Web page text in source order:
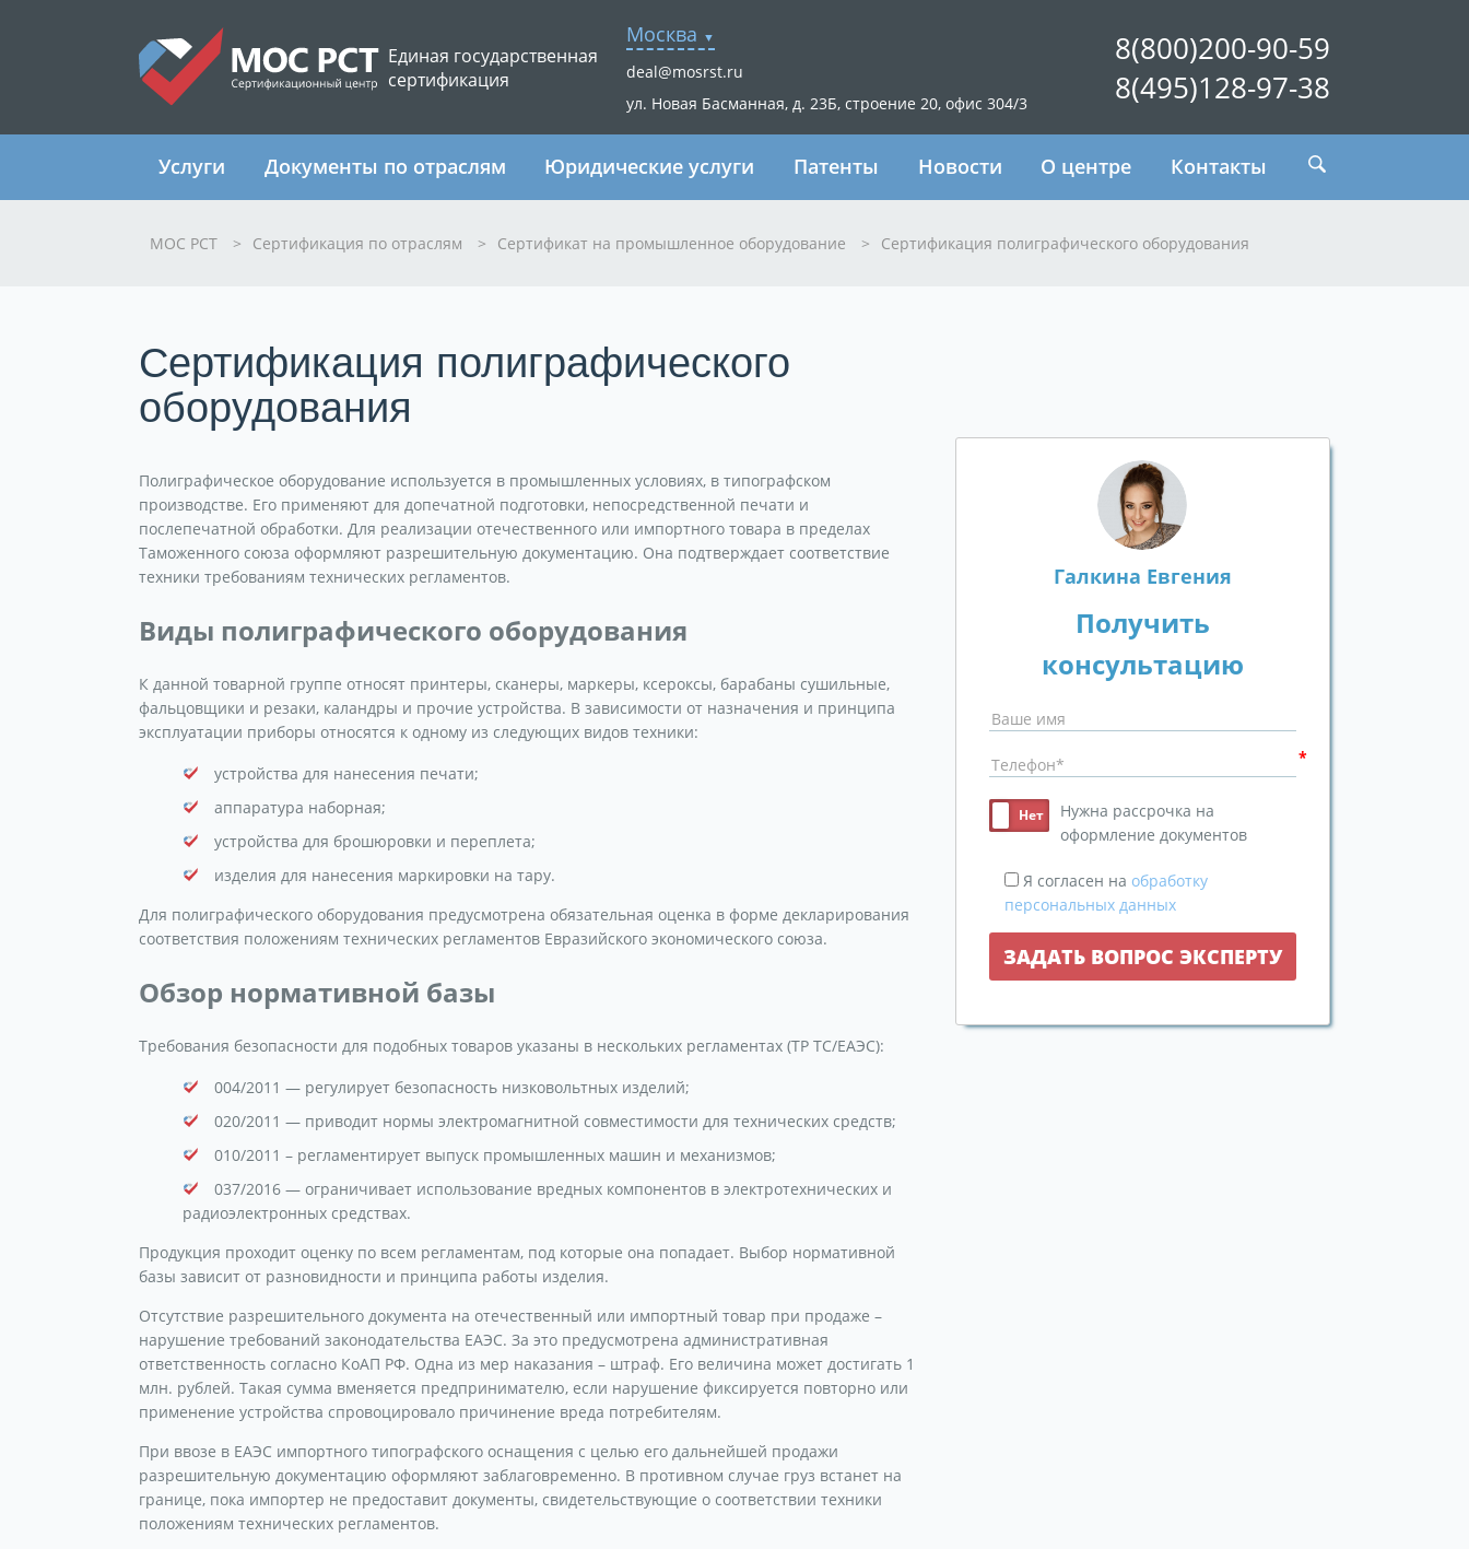
Единая государственная
сертификация
Москва
deal@mosrst.ru
ул. Новая Басманная, д. 23Б, строение 20, офис 304/3
8(800)200-90-59
8(495)128-97-38
Услуги Документы по отраслям Юридические услуги Патенты Новости О центре Контакты
МОС РСТ > Сертификация по отраслям > Сертификат на промышленное оборудование > Сертификация полиграфического оборудования
Сертификация полиграфического
оборудования
Полиграфическое оборудование используется в промышленных условиях, в типографском
производстве. Его применяют для допечатной подготовки, непосредственной печати и
послепечатной обработки. Для реализации отечественного или импортного товара в пределах
Таможенного союза оформляют разрешительную документацию. Она подтверждает соответствие
техники требованиям технических регламентов.
Виды полиграфического оборудования
К данной товарной группе относят принтеры, сканеры, маркеры, ксероксы, барабаны сушильные,
фальцовщики и резаки, каландры и прочие устройства. В зависимости от назначения и принципа
эксплуатации приборы относятся к одному из следующих видов техники:
устройства для нанесения печати;
аппаратура наборная;
устройства для брошюровки и переплета;
изделия для нанесения маркировки на тару.
Для полиграфического оборудования предусмотрена обязательная оценка в форме декларирования
соответствия положениям технических регламентов Евразийского экономического союза.
Обзор нормативной базы
Требования безопасности для подобных товаров указаны в нескольких регламентах (ТР ТС/ЕАЭС):
004/2011 — регулирует безопасность низковольтных изделий;
020/2011 — приводит нормы электромагнитной совместимости для технических средств;
010/2011 – регламентирует выпуск промышленных машин и механизмов;
037/2016 — ограничивает использование вредных компонентов в электротехнических и
радиоэлектронных средствах.
Продукция проходит оценку по всем регламентам, под которые она попадает. Выбор нормативной
базы зависит от разновидности и принципа работы изделия.
Отсутствие разрешительного документа на отечественный или импортный товар при продаже –
нарушение требований законодательства ЕАЭС. За это предусмотрена административная
ответственность согласно КоАП РФ. Одна из мер наказания – штраф. Его величина может достигать 1
млн. рублей. Такая сумма вменяется предпринимателю, если нарушение фиксируется повторно или
применение устройства спровоцировало причинение вреда потребителям.
При ввозе в ЕАЭС импортного типографского оснащения с целью его дальнейшей продажи
разрешительную документацию оформляют заблаговременно. В противном случае груз встанет на
границе, пока импортер не предоставит документы, свидетельствующие о соответствии техники
положениям технических регламентов.
Галкина Евгения
Получить
консультацию
Нужна рассрочка на
оформление документов
Я согласен на обработку
персональных данных